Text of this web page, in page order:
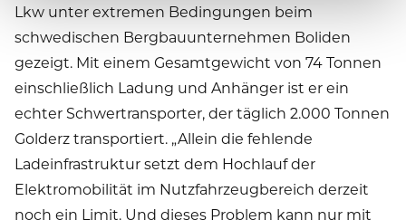
Lkw unter extremen Bedingungen beim
schwedischen Bergbauunternehmen Boliden
gezeigt. Mit einem Gesamtgewicht von 74 Tonnen
einschließlich Ladung und Anhänger ist er ein
echter Schwertransporter, der täglich 2.000 Tonnen
Golderz transportiert. „Allein die fehlende
Ladeinfrastruktur setzt dem Hochlauf der
Elektromobilität im Nutzfahrzeugbereich derzeit
noch ein Limit. Und dieses Problem kann nur mit